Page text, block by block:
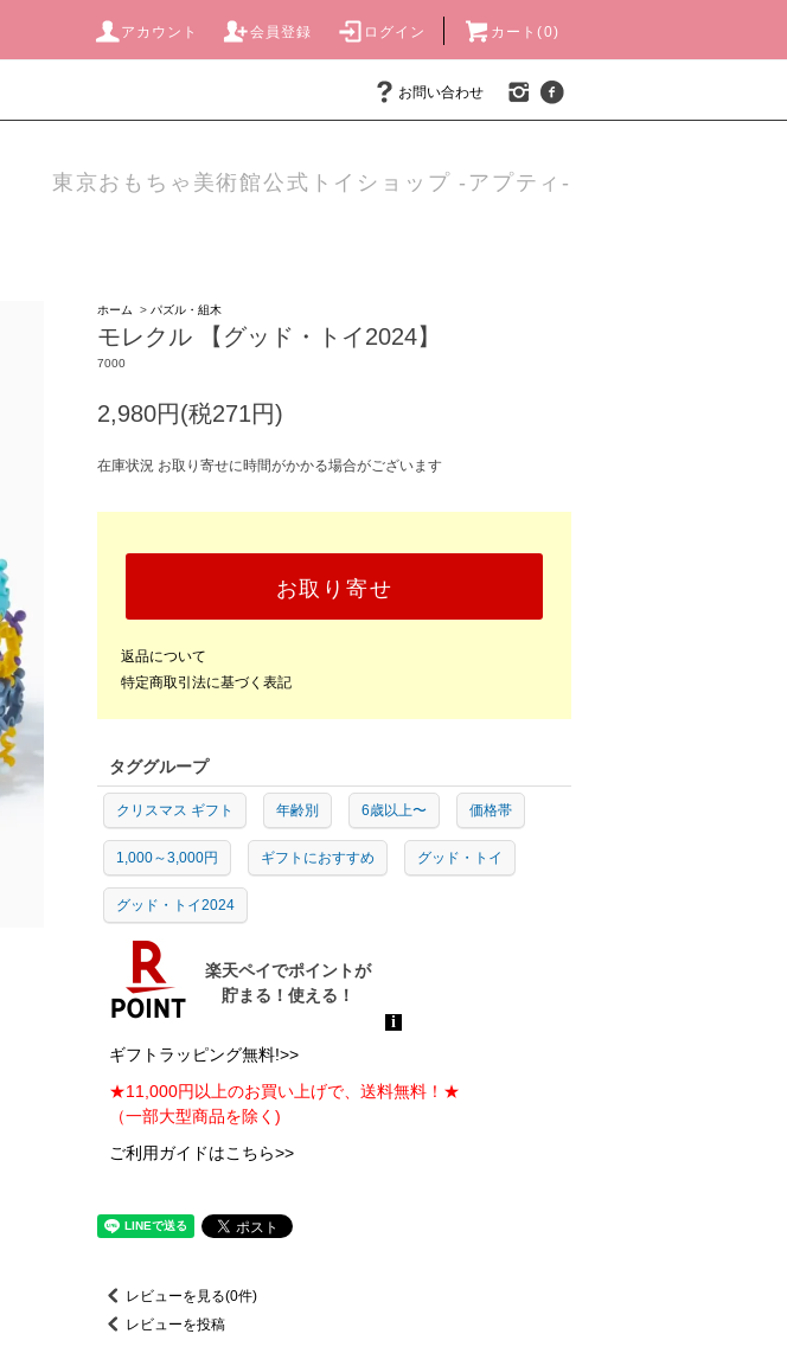
アカウント 会員登録 ログイン カート(0)
お問い合わせ
東京おもちゃ美術館公式トイショップ -アプティ-
ホーム > パズル・組木
モレクル 【グッド・トイ2024】
7000
2,980円(税271円)
在庫状況 お取り寄せに時間がかかる場合がございます
お取り寄せ
返品について
特定商取引法に基づく表記
タググループ
クリスマス ギフト 年齢別 6歳以上〜 価格帯
1,000～3,000円 ギフトにおすすめ グッド・トイ
グッド・トイ2024
ギフトラッピング無料!>>
★11,000円以上のお買い上げで、送料無料！★
（一部大型商品を除く)
ご利用ガイドはこちら>>
レビューを見る(0件)
レビューを投稿